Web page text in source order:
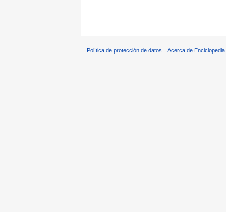
Política de protección de datos Acerca de